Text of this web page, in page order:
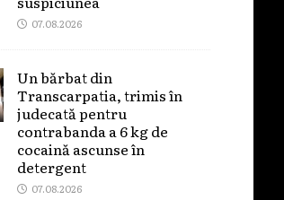
07.08.2026
Un bărbat din
Transcarpatia, trimis în
judecată pentru
contrabanda a 6 kg de
cocaină ascunse în
detergent
07.08.2026